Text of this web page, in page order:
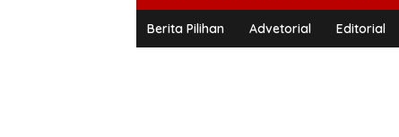
Berita Pilihan Advetorial Editorial